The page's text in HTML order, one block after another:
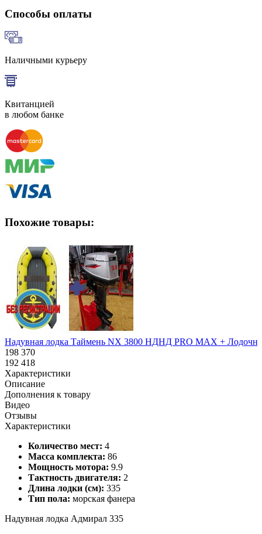
Способы оплаты
Наличными курьеру
Квитанцией
в любом банке
Похожие товары:
Надувная лодка Таймень NX 3800 НДНД PRO MAX +
198 370
192 418
Характеристики
Описание
Дополнения к товару
Видео
Отзывы
Характеристики
Количество мест: 4
Масса комплекта: 86
Мощность мотора: 9.9
Тактность двигателя: 2
Длина лодки (см): 335
Тип пола: морская фанера
Надувная лодка Адмирал 335